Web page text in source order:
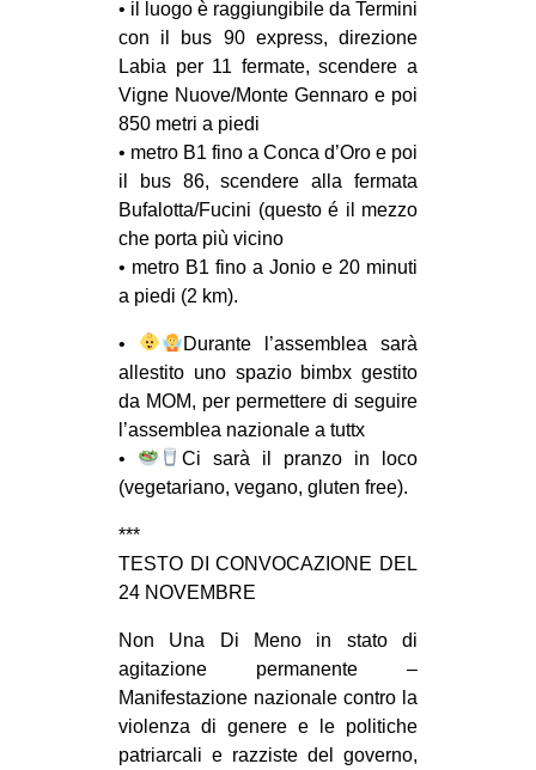
• il luogo è raggiungibile da Termini
con il bus 90 express, direzione
Labia per 11 fermate, scendere a
Vigne Nuove/Monte Gennaro e poi
850 metri a piedi
• metro B1 fino a Conca d’Oro e poi
il bus 86, scendere alla fermata
Bufalotta/Fucini (questo é il mezzo
che porta più vicino
• metro B1 fino a Jonio e 20 minuti
a piedi (2 km).
•
‍Durante l’assemblea sarà
allestito uno spazio bimbx gestito
da MOM, per permettere di seguire
l’assemblea nazionale a tuttx
•
Ci sarà il pranzo in loco
(vegetariano, vegano, gluten free).
***
TESTO DI CONVOCAZIONE DEL
24 NOVEMBRE
Non Una Di Meno in stato di
agitazione permanente –
Manifestazione nazionale contro la
violenza di genere e le politiche
patriarcali e razziste del governo,